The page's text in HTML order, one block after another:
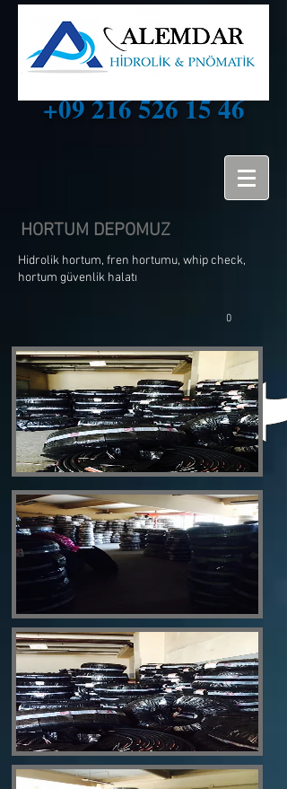
+09 216 526 15 46
HORTUM DEPOMUZ
Hidrolik hortum, fren hortumu, whip check,
hortum güvenlik halatı
0